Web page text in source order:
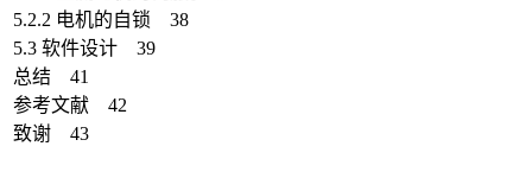
5.2.2 电机的自锁 38
5.3 软件设计 39
总结 41
参考文献 42
致谢 43